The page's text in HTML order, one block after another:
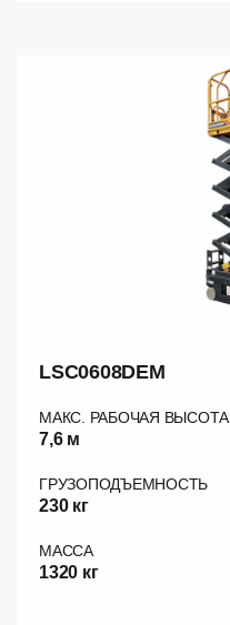
LSC0608DEM
МАКС. РАБОЧАЯ ВЫСОТА
7,6 м
ГРУЗОПОДЪЕМНОСТЬ
230 кг
МАССА
1320 кг